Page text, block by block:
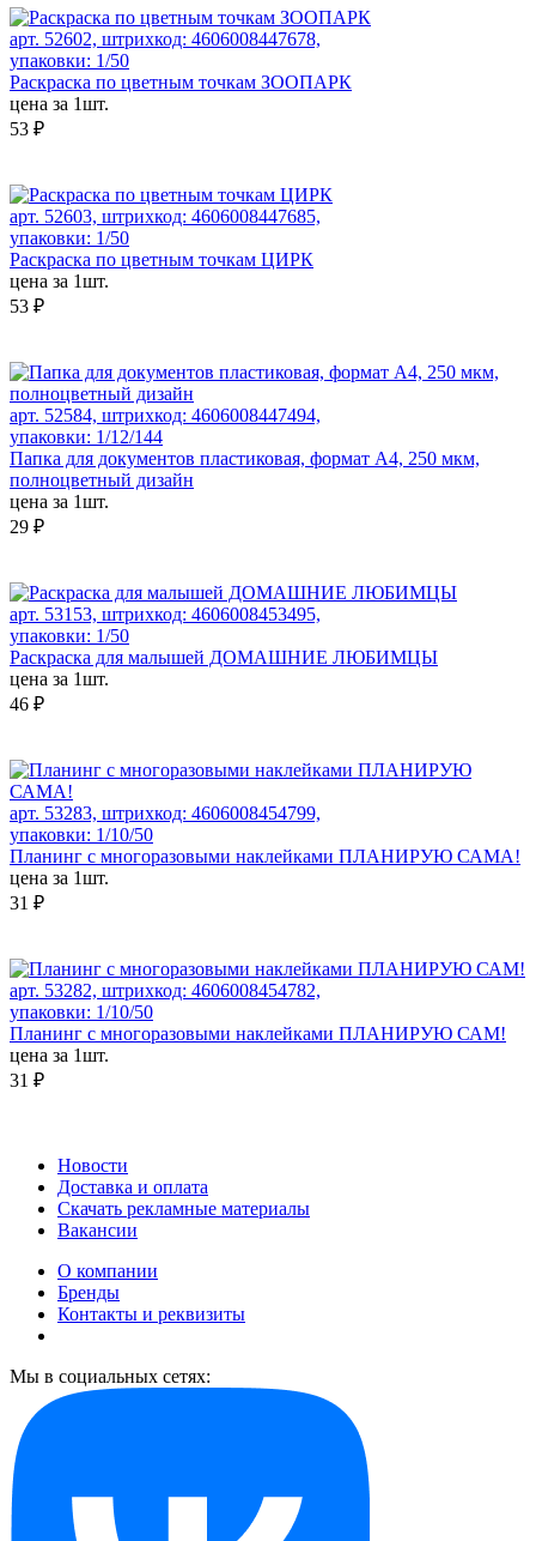
арт. 52602, штрихкод: 4606008447678,
упаковки: 1/50
Раскраска по цветным точкам ЗООПАРК
цена за 1шт.
53 ₽
арт. 52603, штрихкод: 4606008447685,
упаковки: 1/50
Раскраска по цветным точкам ЦИРК
цена за 1шт.
53 ₽
арт. 52584, штрихкод: 4606008447494,
упаковки: 1/12/144
Папка для документов пластиковая, формат А4, 250 мкм,
полноцветный дизайн
цена за 1шт.
29 ₽
арт. 53153, штрихкод: 4606008453495,
упаковки: 1/50
Раскраска для малышей ДОМАШНИЕ ЛЮБИМЦЫ
цена за 1шт.
46 ₽
арт. 53283, штрихкод: 4606008454799,
упаковки: 1/10/50
Планинг с многоразовыми наклейками ПЛАНИРУЮ САМА!
цена за 1шт.
31 ₽
арт. 53282, штрихкод: 4606008454782,
упаковки: 1/10/50
Планинг с многоразовыми наклейками ПЛАНИРУЮ САМ!
цена за 1шт.
31 ₽
Новости
Доставка и оплата
Скачать рекламные материалы
Вакансии
О компании
Бренды
Контакты и реквизиты
Мы в социальных сетях: